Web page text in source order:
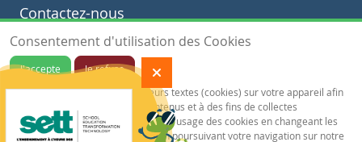
Contactez-nous
Soutien scolaire
Notre page Facebook
S'inscrire à notre newsletter
Consentement d'utilisation des Cookies
J'accepte
Je refuse
Notre site sauvegarde des traceurs textes (cookies) sur votre appareil afin
de vous garantir de meilleurs contenus et à des fins de collectes
statistiques.Vous pouvez désactiver l'usage des cookies en changeant les
paramètres de votre navigateur. En poursuivant votre navigation sur notre